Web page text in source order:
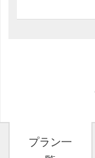
プラン一